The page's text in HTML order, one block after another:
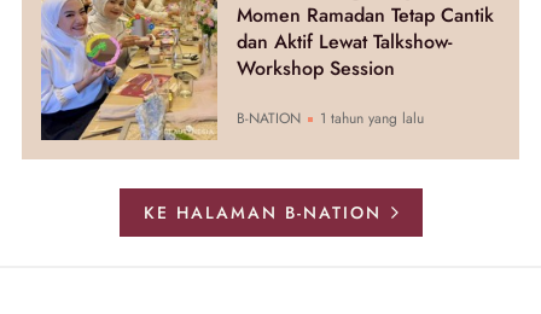
Momen Ramadan Tetap Cantik
dan Aktif Lewat Talkshow-
Workshop Session
B-NATION 1 tahun yang lalu
KE HALAMAN B-NATION